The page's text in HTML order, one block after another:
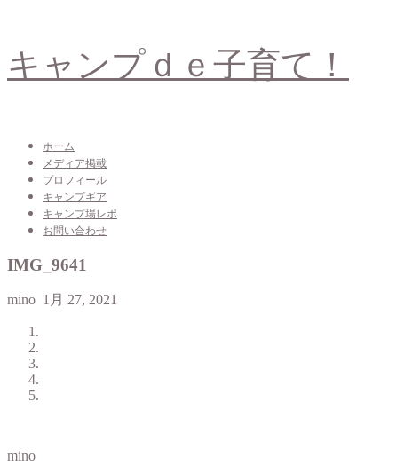
キャンプｄｅ子育て！
ホーム
メディア掲載
プロフィール
キャンプギア
キャンプ場レポ
お問い合わせ
IMG_9641
mino 1月 27, 2021
mino